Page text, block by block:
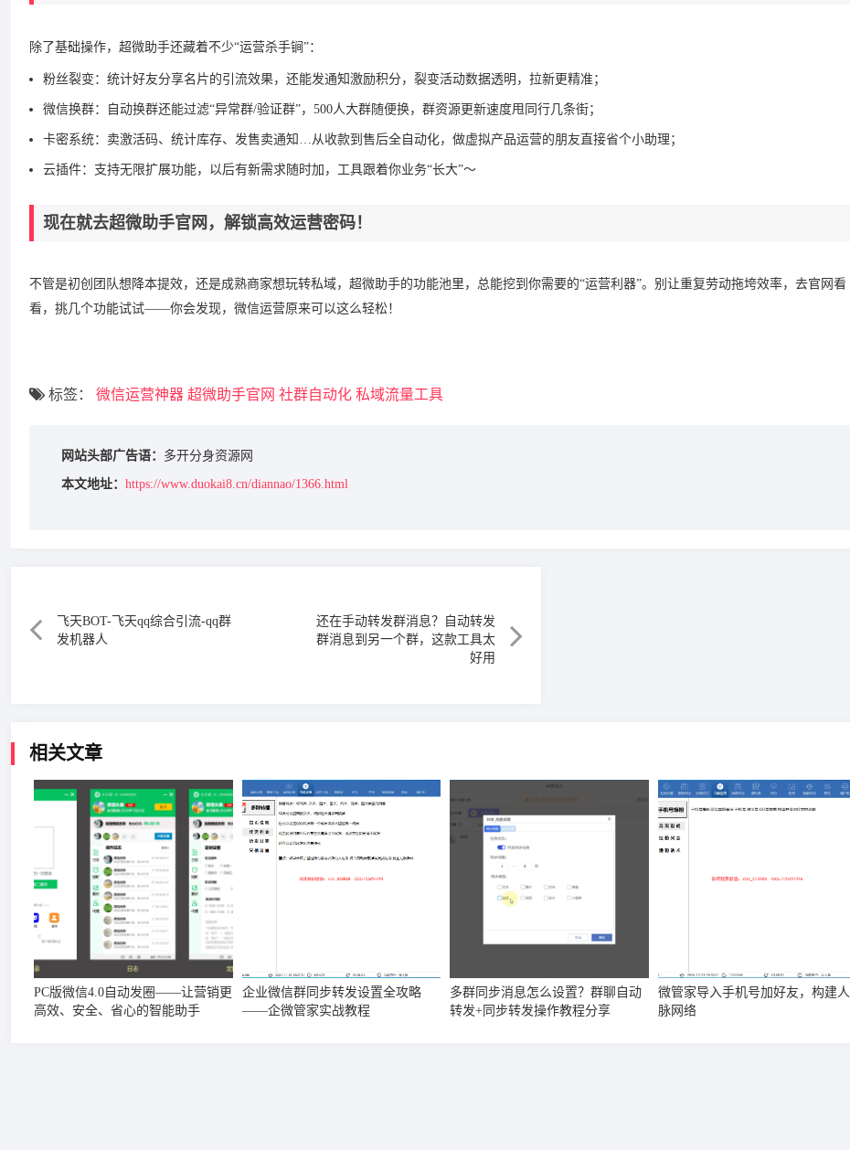
除了基础操作，超微助手还藏着不少“运营杀手锏”：
粉丝裂变：统计好友分享名片的引流效果，还能发通知激励积分，裂变活动数据透明，拉新更精准；
微信换群：自动换群还能过滤“异常群/验证群”，500人大群随便换，群资源更新速度甩同行几条街；
卡密系统：卖激活码、统计库存、发售卖通知…从收款到售后全自动化，做虚拟产品运营的朋友直接省个小助理；
云插件：支持无限扩展功能，以后有新需求随时加，工具跟着你业务“长大”～
现在就去超微助手官网，解锁高效运营密码！
不管是初创团队想降本提效，还是成熟商家想玩转私域，超微助手的功能池里，总能挖到你需要的“运营利器”。别让重复劳动拖垮效率，去官网看
看，挑几个功能试试——你会发现，微信运营原来可以这么轻松！
标签： 微信运营神器 超微助手官网 社群自动化 私域流量工具
网站头部广告语： 多开分身资源网
本文地址： https://www.duokai8.cn/diannao/1366.html
飞天BOT-飞天qq综合引流-qq群
发机器人
还在手动转发群消息？自动转发
群消息到另一个群，这款工具太
好用
相关文章
PC版微信4.0自动发圈——让营销更
高效、安全、省心的智能助手
企业微信群同步转发设置全攻略
——企微管家实战教程
多群同步消息怎么设置？群聊自动
转发+同步转发操作教程分享
微管家导入手机号加好友，构建人
脉网络